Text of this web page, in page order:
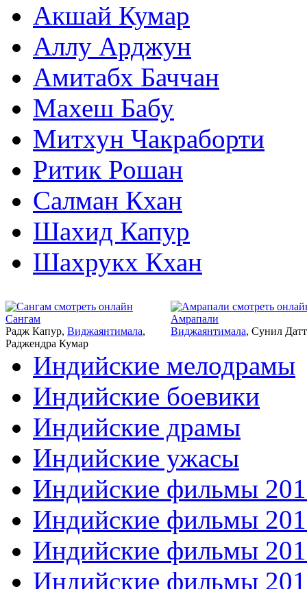
Акшай Кумар
Аллу Арджун
Амитабх Баччан
Махеш Бабу
Митхун Чакраборти
Ритик Рошан
Салман Кхан
Шахид Капур
Шахрукх Кхан
Сангам
Радж Капур, Виджаянтимала,
Раджендра Кумар
Амрапали
Виджаянтимала, Сунил Датт
Индийские мелодрамы
Индийские боевики
Индийские драмы
Индийские ужасы
Индийские фильмы
Индийские фильмы
Индийские фильмы
Индийские фильмы